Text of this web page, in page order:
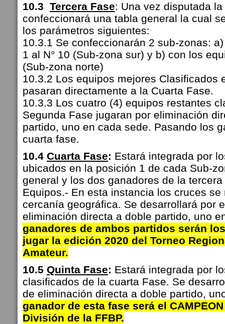
10.3 Tercera Fase: Una vez disputada
confeccionará una tabla general la cual
los parámetros siguientes:
10.3.1 Se confeccionarán 2 sub-zonas:
1 al N° 10 (Sub-zona sur) y b) con los
(Sub-zona norte)
10.3.2 Los equipos mejores Clasificados
pasaran directamente a la Cuarta Fase.
10.3.3 Los cuatro (4) equipos restantes
Segunda Fase jugaran por eliminación
partido, uno en cada sede. Pasando los
cuarta fase.
10.4 Cuarta Fase: Estará integrada por
ubicados en la posición 1 de cada Sub-
general y los dos ganadores de la
Equipos.- En esta instancia los cruces se
cercanía geográfica. Se desarrollará por
eliminación directa a doble partido, uno
ganadores de ambos partidos serán
jugar la edición 2020 del Torneo
Amateur.
10.5 Quinta Fase: Estará integrada por
clasificados de la cuarta Fase. Se
de eliminación directa a doble partido,
ganador de esta fase será el
División de la FFBP.